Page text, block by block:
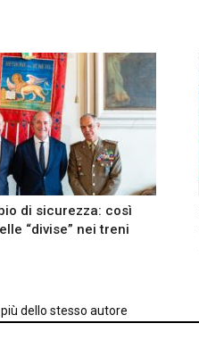
di sicurezza: così
“divise” nei treni
più dello stesso autore